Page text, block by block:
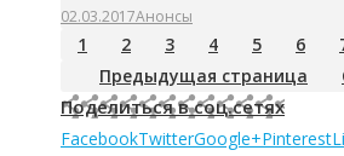
02.03.2017Анонсы
1 2 3 4 5 6
Предыдущая страница
Поделиться в соц.сетях
FacebookTwitterGoogle+Pinterest